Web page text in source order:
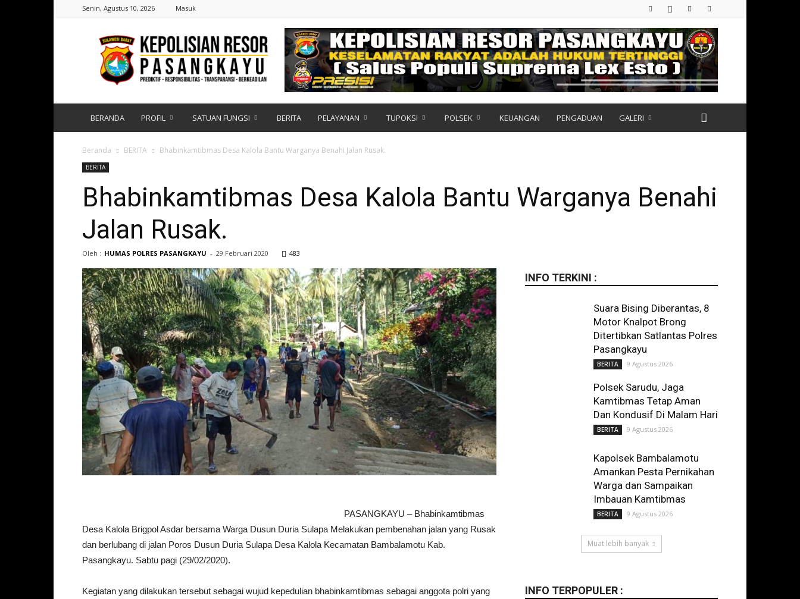
Senin, Agustus 10, 2026 Masuk
Polres
Pasangkayu
|
Sulawesi
Barat
BERANDA PROFIL SATUAN FUNGSI BERITA PELAYANAN TUPOKSI POLSEK KEUANGAN PENGADUAN GALERI
Beranda BERITA Bhabinkamtibmas Desa Kalola Bantu Warganya Benahi Jalan Rusak.
BERITA
Bhabinkamtibmas Desa Kalola Bantu Warganya Benahi
Jalan Rusak.
Oleh : HUMAS POLRES PASANGKAYU - 29 Februari 2020 483
PASANGKAYU – Bhabinkamtibmas
Desa Kalola Brigpol Asdar bersama Warga Dusun Duria Sulapa Melakukan pembenahan jalan yang Rusak
dan berlubang di jalan Poros Dusun Duria Sulapa Desa Kalola Kecamatan Bambalamotu Kab.
Pasangkayu. Sabtu pagi (29/02/2020).
Kegiatan yang dilakukan tersebut sebagai wujud kepedulian bhabinkamtibmas sebagai anggota polri yang
INFO TERKINI :
Suara Bising Diberantas, 8
Motor Knalpot Brong
Ditertibkan Satlantas Polres
Pasangkayu
BERITA 9 Agustus 2026
Polsek Sarudu, Jaga
Kamtibmas Tetap Aman
Dan Kondusif Di Malam Hari
BERITA 9 Agustus 2026
Kapolsek Bambalamotu
Amankan Pesta Pernikahan
Warga dan Sampaikan
Imbauan Kamtibmas
BERITA 9 Agustus 2026
Muat lebih banyak
INFO TERPOPULER :